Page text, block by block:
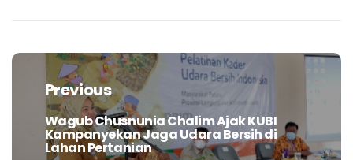
Navigasi
posPrevious
Previous
post:
Wagub Chusnunia Chalim Ajak KUBI
Kampanyekan Jaga Udara Bersih di
Lahan Pertanian